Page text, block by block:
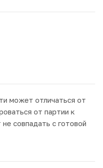
может отличаться от
от партии к
совпадать с готовой